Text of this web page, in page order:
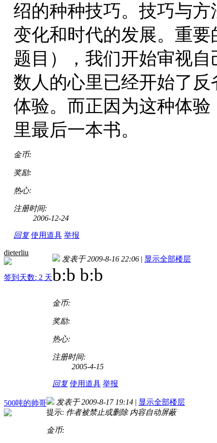
绍的种种技巧。技巧与
变化和时代的发展。重
题目），我们开始审视
数人的心里已经开始了
体验。而正因为这种体
里最后一本书。
金币:
奖励:
热心:
注册时间:
2006-12-24
回复 使用道具 举报
dieterliu
签到天数: 2 天
发表于 2009-8-16 22:06 | 显示全部楼层
b:b b:b
金币:
奖励:
热心:
注册时间:
2005-4-15
回复 使用道具 举报
500吨的帅哥 发表于 2009-8-17 19:14 | 显示全部楼层
提示: 作者被禁止或删除 内容自动屏蔽
金币: